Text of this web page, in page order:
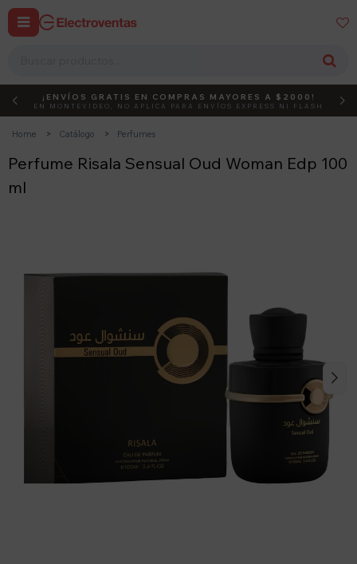
 
DEBUT ACTIVÁ EL CÓDIGO
¡ENVÍOS GRATIS EN COMPRAS MAYORES A $2000!
EN MONTEVIDEO, NO APLICA PARA ENVÍOS EXPRESS NI FLASH
Home Catálogo Perfumes
Perfume Risala Sensual Oud Woman Edp 100
ml